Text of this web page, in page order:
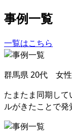
事例一覧
一覧はこちら
群馬県20代 女
たまたま同期し
ルがきたことで発